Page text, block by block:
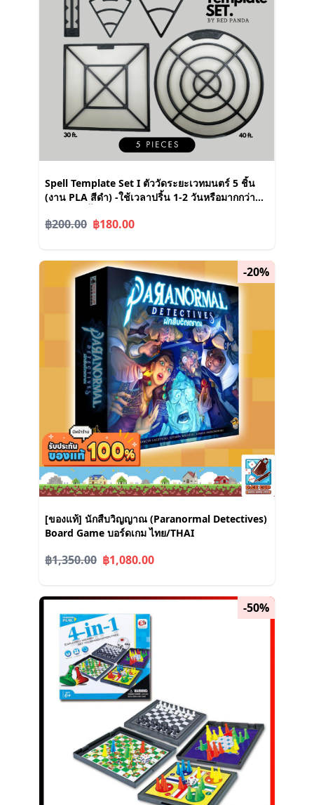
Spell Template Set I ตัววัดระยะเวทมนตร์ 5 ชิ้น
(งาน PLA สีดำ) -ใช้เวลาปริ้น 1-2 วันหรือมากกว่าขึ้น
฿200.00 ฿180.00
-20%
[ของแท้] นักสืบวิญญาณ (Paranormal Detectives)
Board Game บอร์ดเกม ไทย/THAI
฿1,350.00 ฿1,080.00
-50%